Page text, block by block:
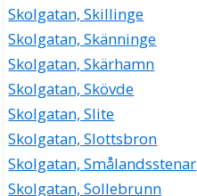
Skolgatan, Skillinge
Skolgatan, Skänninge
Skolgatan, Skärhamn
Skolgatan, Skövde
Skolgatan, Slite
Skolgatan, Slottsbron
Skolgatan, Smålandsstenar
Skolgatan, Sollebrunn